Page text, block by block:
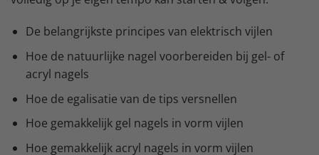
De belangrijkste principes van elektrisch vijlen
Hoe de natuurlijke nagel voorbereiden bij gel- of
acryl nagels
Hoe de egalisatie van de tips versnellen
Hoe gemakkelijk gel nagels in vorm vijlen
Hoe gemakkelijk acryl nagels in vorm vijlen